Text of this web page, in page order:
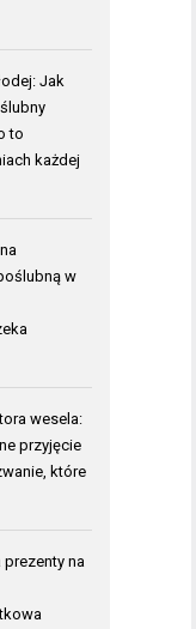
Jak
to
każdej
w
wesela:
przyjęcie
które
prezenty na